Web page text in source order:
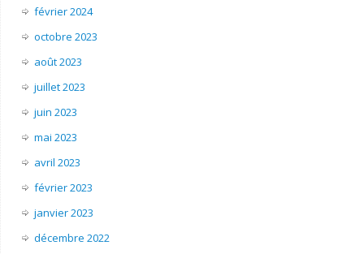
février 2024
octobre 2023
août 2023
juillet 2023
juin 2023
mai 2023
avril 2023
février 2023
janvier 2023
décembre 2022